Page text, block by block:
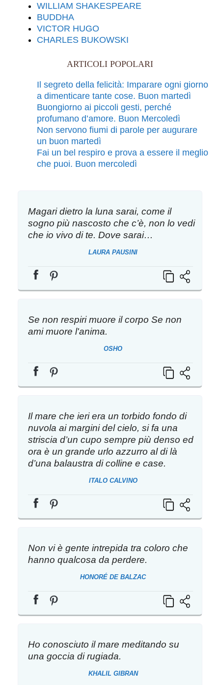
WILLIAM SHAKESPEARE
BUDDHA
VICTOR HUGO
CHARLES BUKOWSKI
ARTICOLI POPOLARI
Il segreto della felicità: Imparare ogni giorno
a dimenticare tante cose. Buon martedì
Buongiorno ai piccoli gesti, perché
profumano d’amore. Buon Mercoledì
Non servono fiumi di parole per augurare
un buon martedì
Fai un bel respiro e prova a essere il meglio
che puoi. Buon mercoledì
Magari dietro la luna sarai, come il
sogno più nascosto che c’è, non lo vedi
che io vivo di te. Dove sarai…
LAURA PAUSINI
Se non respiri muore il corpo Se non
ami muore l'anima.
OSHO
Il mare che ieri era un torbido fondo di
nuvola ai margini del cielo, si fa una
striscia d’un cupo sempre più denso ed
ora è un grande urlo azzurro al di là
d’una balaustra di colline e case.
ITALO CALVINO
Non vi è gente intrepida tra coloro che
hanno qualcosa da perdere.
HONORÉ DE BALZAC
Ho conosciuto il mare meditando su
una goccia di rugiada.
KHALIL GIBRAN